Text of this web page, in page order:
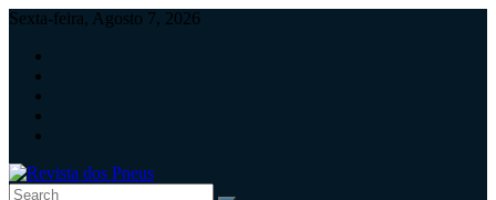
Skip
content
Sexta-feira, Agosto 7, 2026